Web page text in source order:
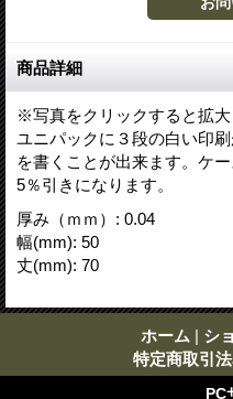
商品詳細
※写真をクリックすると拡大
ユニパックに３段の白い印
を書くことが出来ます。ケ
5％引きになります。
厚み（ｍｍ） : 0.04
幅(mm): 50
丈(mm): 70
ホーム | シ
特定商取引
PC